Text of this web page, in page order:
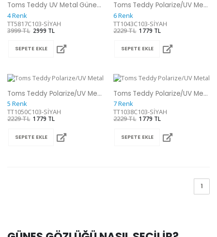
Toms Teddy UV Metal Güneş Gözlüğü
4 Renk
TT5817C103-SİYAH
3999 TL 2999 TL
SEPETE EKLE
Toms Teddy Polarize/UV Metal Güneş Gözlüğü
6 Renk
TT1043C103-SİYAH
2229 TL 1779 TL
SEPETE EKLE
Toms Teddy Polarize/UV Metal Güneş Gözlüğü
5 Renk
TT1050C103-SİYAH
2229 TL 1779 TL
SEPETE EKLE
Toms Teddy Polarize/UV Metal Güneş Gözlüğü
7 Renk
TT1038C103-SİYAH
2229 TL 1779 TL
SEPETE EKLE
1